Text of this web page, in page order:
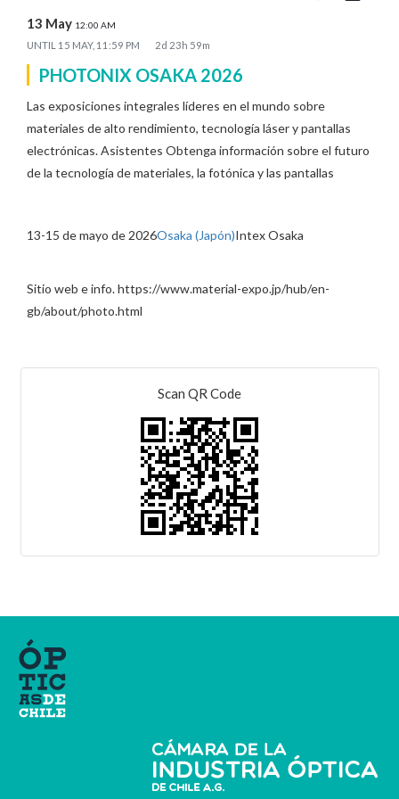
13 May 12:00 AM
UNTIL 15 MAY, 11:59 PM 2d 23h 59m
PHOTONIX OSAKA 2026
Las exposiciones integrales líderes en el mundo sobre
materiales de alto rendimiento, tecnología láser y pantallas
electrónicas. Asistentes Obtenga información sobre el futuro
de la tecnología de materiales, la fotónica y las pantallas
13-15 de mayo de 2026Osaka (Japón)Intex Osaka
Sitio web e info. https://www.material-expo.jp/hub/en-
gb/about/photo.html
Scan QR Code